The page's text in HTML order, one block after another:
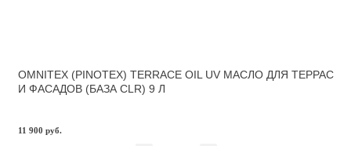
OMNITEX (PINOTEX) TERRACE OIL UV МАСЛО ДЛЯ ТЕРРАС
И ФАСАДОВ (БАЗА CLR) 9 Л
11 900 руб.